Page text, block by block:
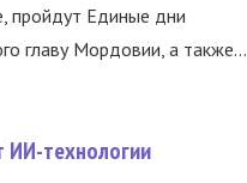
пройдут Единые дни
главу Мордовии, а также...
ИИ-технологии